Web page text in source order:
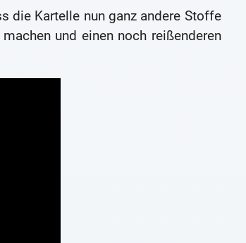
die Kartelle nun ganz andere Stoffe
und einen noch reißenderen